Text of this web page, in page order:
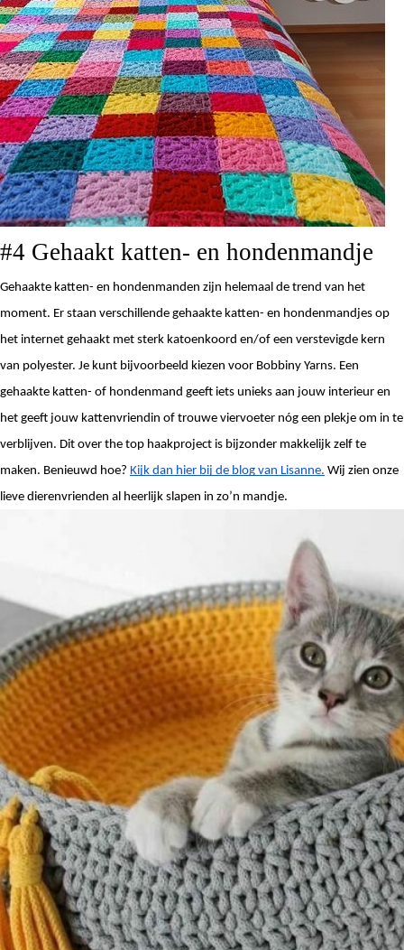
#4 Gehaakt katten- en hondenmandje
Gehaakte katten- en hondenmanden zijn helemaal de trend van het
moment. Er staan verschillende gehaakte katten- en hondenmandjes op
het internet gehaakt met sterk katoenkoord en/of een verstevigde kern
van polyester. Je kunt bijvoorbeeld kiezen voor Bobbiny Yarns. Een
gehaakte katten- of hondenmand geeft iets unieks aan jouw interieur en
het geeft jouw kattenvriendin of trouwe viervoeter nóg een plekje om in te
verblijven. Dit over the top haakproject is bijzonder makkelijk zelf te
maken. Benieuwd hoe? Kijk dan hier bij de blog van Lisanne. Wij zien onze
lieve dierenvrienden al heerlijk slapen in zo’n mandje.